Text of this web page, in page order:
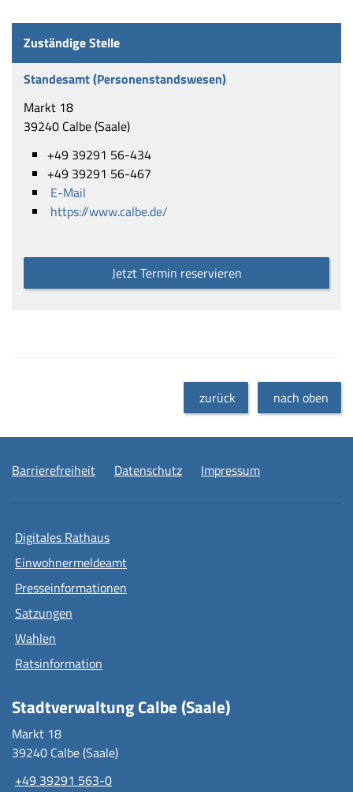
Zuständige Stelle
Standesamt (Personenstandswesen)
Markt 18
39240 Calbe (Saale)
+49 39291 56-434
+49 39291 56-467
E-Mail
https://www.calbe.de/
Jetzt Termin reservieren
zurück nach oben
Barrierefreiheit Datenschutz Impressum
Digitales Rathaus
Einwohnermeldeamt
Presseinformationen
Satzungen
Wahlen
Ratsinformation
Stadtverwaltung Calbe (Saale)
Markt 18
39240 Calbe (Saale)
+49 39291 563-0